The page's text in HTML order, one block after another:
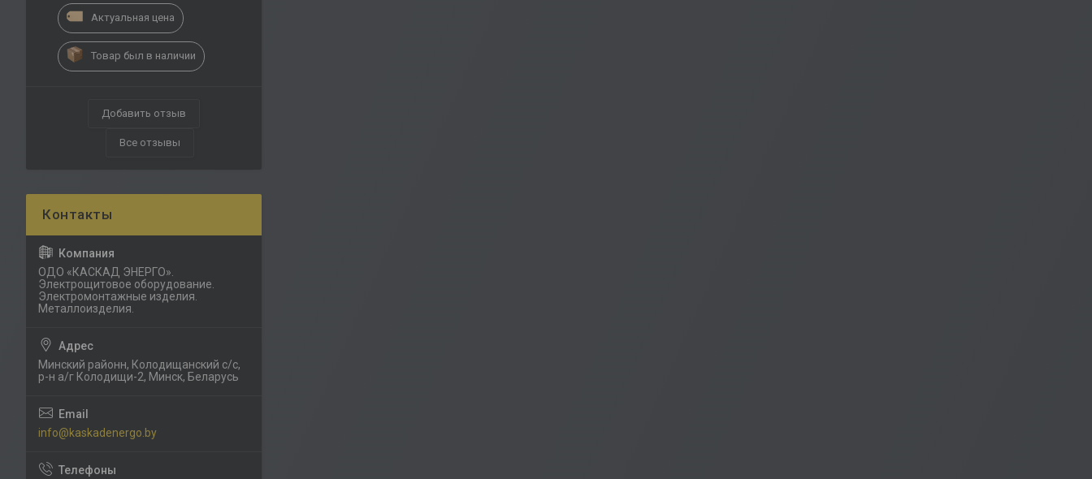
Актуальная цена
Товар был в наличии
Добавить отзыв
Все отзывы
ОДО «КАСКАД ЭНЕРГО».
Электрощитовое оборудование.
Электромонтажные изделия.
Металлоизделия.
Минский районн, Колодищанский с/с,
р-н а/г Колодищи-2, Минск, Беларусь
info@kaskadenergo.by